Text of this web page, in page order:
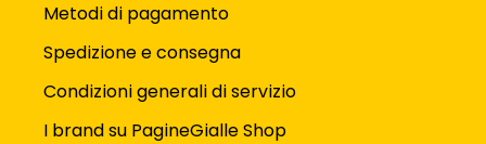
Metodi di pagamento
Spedizione e consegna
Condizioni generali di servizio
I brand su PagineGialle Shop